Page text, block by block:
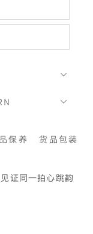
保养 货品包装
证同一拍心跳韵